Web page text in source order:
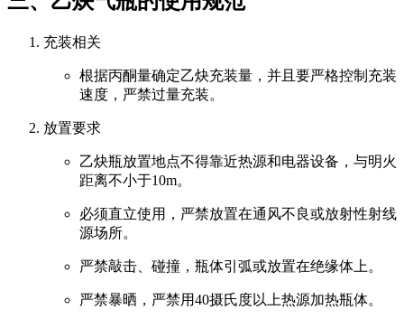
充装相关
根据丙酮量确定乙炔充装量，并且要严格控制充装
速度，严禁过量充装。
放置要求
乙炔瓶放置地点不得靠近热源和电器设备，与明火
距离不小于10m。
必须直立使用，严禁放置在通风不良或放射性射线
源场所。
严禁敲击、碰撞，瓶体引弧或放置在绝缘体上。
严禁暴晒，严禁用40摄氏度以上热源加热瓶体。